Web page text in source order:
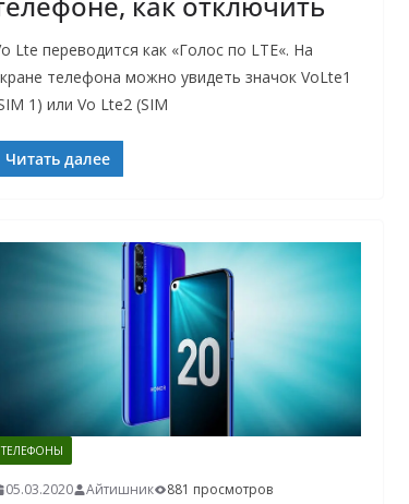
Lte переводится как «Голос по LTE«. На
телефона можно увидеть значок VoLte1
1) или Vo Lte2 (SIM
Читать далее
ТЕЛЕФОНЫ
05.03.2020 Айтишник
881 просмотров